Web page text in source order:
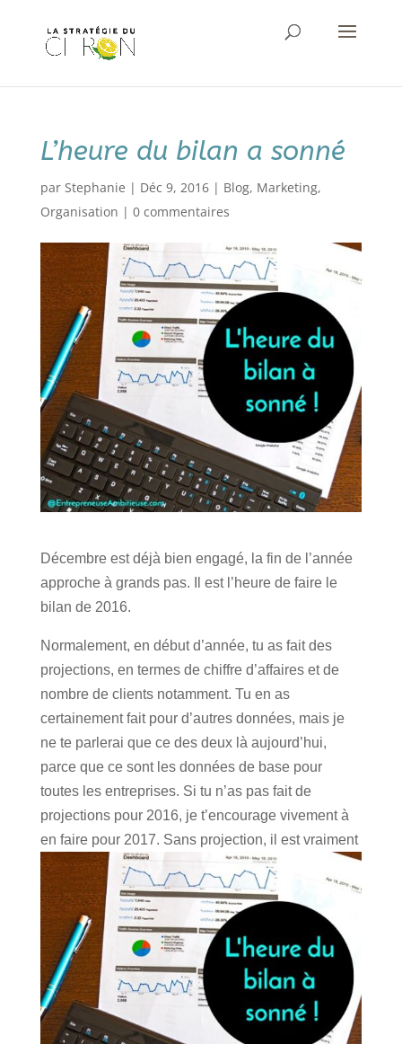
L’heure du bilan a sonné
par Stephanie | Déc 9, 2016| Blog, Marketing,
Organisation | 0 commentaires
Décembre est déjà bien engagé, la fin de l’année
approche à grands pas. Il est l’heure de faire le
bilan de 2016.
Normalement, en début d’année, tu as fait des
projections, en termes de chiffre d’affaires et de
nombre de clients notamment. Tu en as
certainement fait pour d’autres données, mais je
ne te parlerai que ce des deux là aujourd’hui,
parce que ce sont les données de base pour
toutes les entreprises. Si tu n’as pas fait de
projections pour 2016, je t’encourage vivement à
en faire pour 2017. Sans projection, il est vraiment